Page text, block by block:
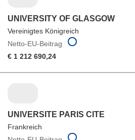
UNIVERSITY OF GLASGOW
Vereinigtes Königreich
Netto-EU-Beitrag
€ 1 212 690,24
UNIVERSITE PARIS CITE
Frankreich